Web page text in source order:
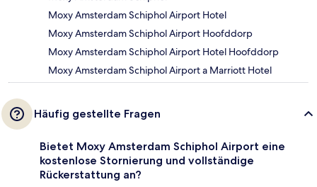
Moxy Amsterdam Schiphol Airport Hotel
Moxy Amsterdam Schiphol Airport Hoofddorp
Moxy Amsterdam Schiphol Airport Hotel Hoofddorp
Moxy Amsterdam Schiphol Airport a Marriott Hotel
Häufig gestellte Fragen
Bietet Moxy Amsterdam Schiphol Airport eine
kostenlose Stornierung und vollständige
Rückerstattung an?